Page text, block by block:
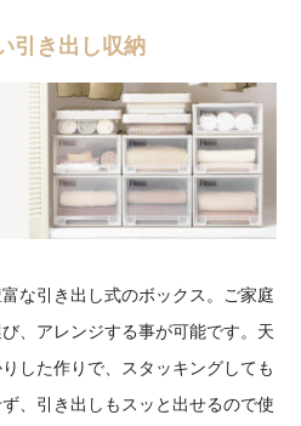
引き出し収納
な引き出し式のボックス。ご家庭
、アレンジする事が可能です。天
した作りで、スタッキングしても
、引き出しもスッと出せるので使